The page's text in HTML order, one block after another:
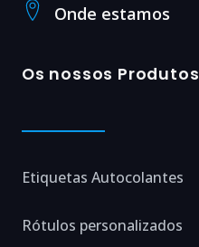
Onde estamos
Os nossos Produtos
Etiquetas Autocolantes
Rótulos personalizados